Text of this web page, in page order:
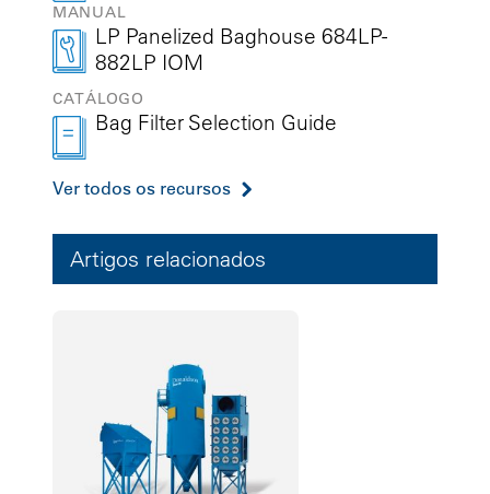
MANUAL
LP Panelized Baghouse 684LP-
882LP IOM
CATÁLOGO
Bag Filter Selection Guide
Ver todos os recursos
Artigos relacionados